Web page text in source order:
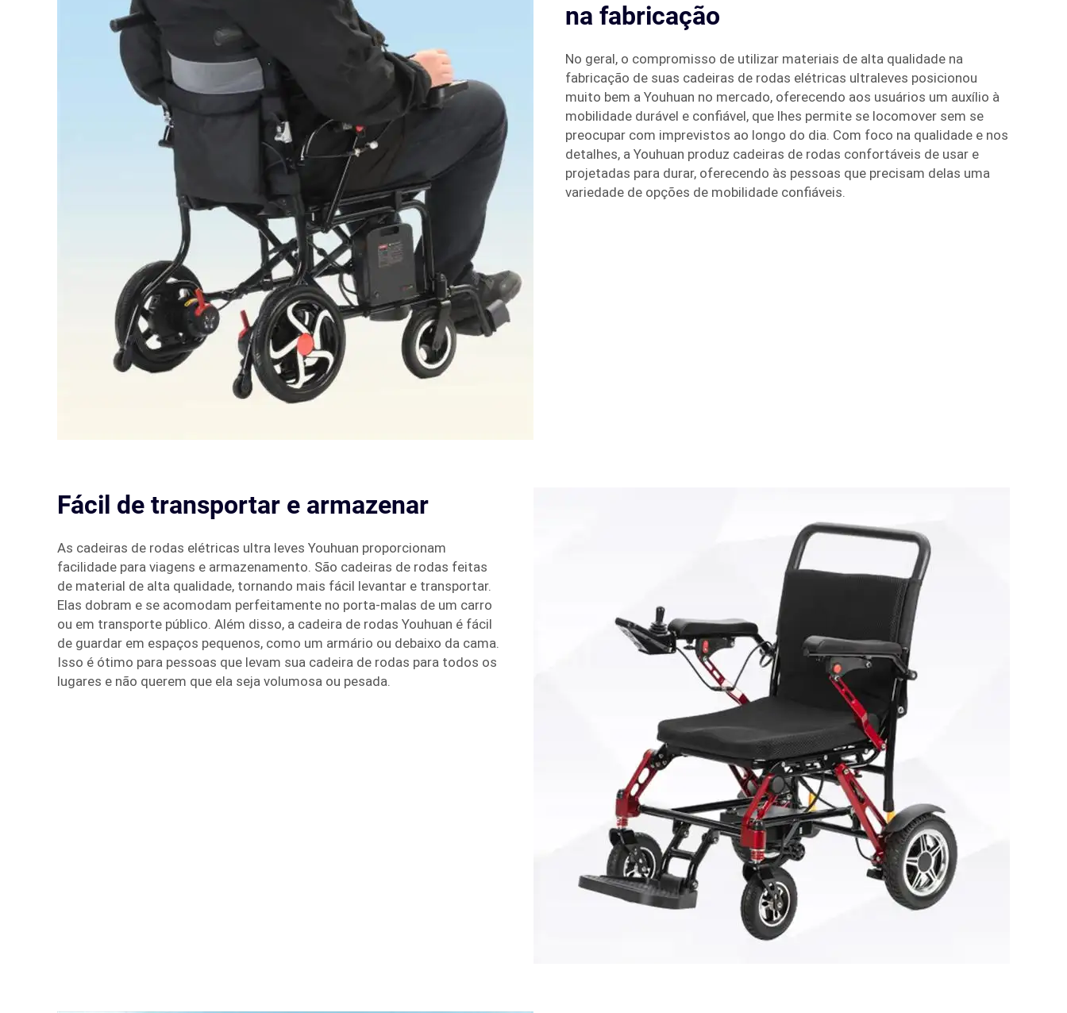
na fabricação
No geral, o compromisso de utilizar materiais de alta qualidade na
fabricação de suas cadeiras de rodas elétricas ultraleves posicionou
muito bem a Youhuan no mercado, oferecendo aos usuários um auxílio à
mobilidade durável e confiável, que lhes permite se locomover sem se
preocupar com imprevistos ao longo do dia. Com foco na qualidade e nos
detalhes, a Youhuan produz cadeiras de rodas confortáveis de usar e
projetadas para durar, oferecendo às pessoas que precisam delas uma
variedade de opções de mobilidade confiáveis.
Fácil de transportar e armazenar
As cadeiras de rodas elétricas ultra leves Youhuan proporcionam
facilidade para viagens e armazenamento. São cadeiras de rodas feitas
de material de alta qualidade, tornando mais fácil levantar e transportar.
Elas dobram e se acomodam perfeitamente no porta-malas de um carro
ou em transporte público. Além disso, a cadeira de rodas Youhuan é fácil
de guardar em espaços pequenos, como um armário ou debaixo da cama.
Isso é ótimo para pessoas que levam sua cadeira de rodas para todos os
lugares e não querem que ela seja volumosa ou pesada.